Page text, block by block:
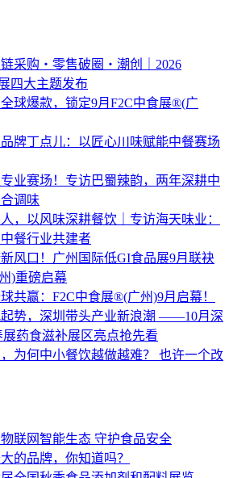
采购・零售破圈・潮创｜2026
四大主题发布
球爆款，锁定9月F2C中食展®(广
牌丁点儿：以匠心川味赋能中餐赛场
业赛场！专访巴蜀辣韵，两年深耕中
调味
，以风味深耕餐饮｜专访海天味业：
餐行业共建者
风口！广州国际低GI食品展9月联袂
)重磅启幕
共赢：F2C中食展®(广州)9月启幕！
势，深圳带头产业新浪潮 ——10月深
药食滋补展区亮点抢先看
为何中小餐饮越做越难？ 也许一个改
联网智能生态 守护食品安全
的品牌，你知道吗？